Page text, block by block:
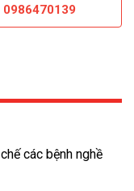
0986470139
các bệnh nghề